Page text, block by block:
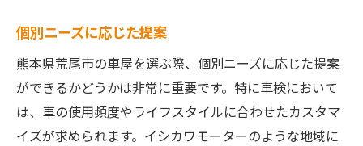
個別ニーズに応じた提案
熊本県荒尾市の車屋を選ぶ際、個別ニーズに応じた提案
ができるかどうかは非常に重要です。特に車検において
は、車の使用頻度やライフスタイルに合わせたカスタマ
イズが求められます。イシカワモーターのような地域に